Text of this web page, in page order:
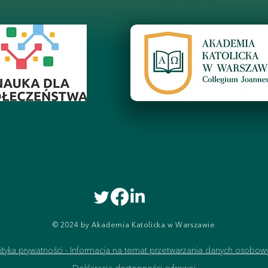
© 2024 by Akademia Katolicka w Warszawie
prywatności - Informacja na temat przetwarzania danych